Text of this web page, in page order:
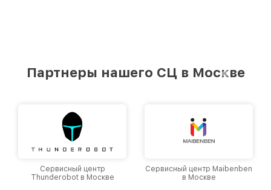
Партнеры нашего СЦ в Москве
Сервисный центр
Thunderobot в Москве
Сервисный центр Maibenben
в Москве